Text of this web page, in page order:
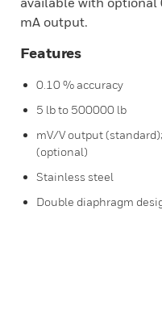
mA output.
Features
0.10 % accuracy
5 lb to 500000 lb
mV/V output
(optional)
Stainless steel
Double diaphragm